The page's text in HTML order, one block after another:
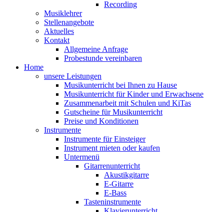
Recording
Musiklehrer
Stellenangebote
Aktuelles
Kontakt
Allgemeine Anfrage
Probestunde vereinbaren
Home
unsere Leistungen
Musikunterricht bei Ihnen zu Hause
Musikunterricht für Kinder und Erwachsene
Zusammenarbeit mit Schulen und KiTas
Gutscheine für Musikunterricht
Preise und Konditionen
Instrumente
Instrumente für Einsteiger
Instrument mieten oder kaufen
Untermenü
Gitarrenunterricht
Akustikgitarre
E-Gitarre
E-Bass
Tasteninstrumente